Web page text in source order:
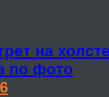
на
по фото